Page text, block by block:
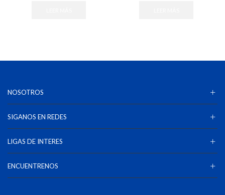
NOSOTROS
SIGANOS EN REDES
LIGAS DE INTERES
ENCUENTRENOS